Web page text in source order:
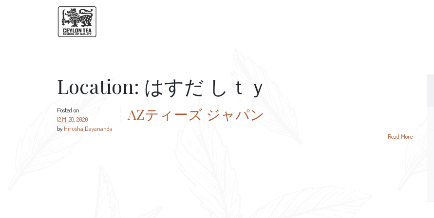
Location: はすだ しｔｙ
Posted on
12月 28, 2020
byHirusha Dayananda
AZティーズ ジャパン
Read More